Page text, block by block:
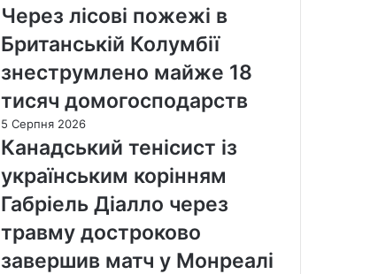
Через лісові пожежі в
Британській Колумбії
знеструмлено майже 18
тисяч домогосподарств
5 Серпня 2026
Канадський тенісист із
українським корінням
Габріель Діалло через
травму достроково
завершив матч у Монреалі